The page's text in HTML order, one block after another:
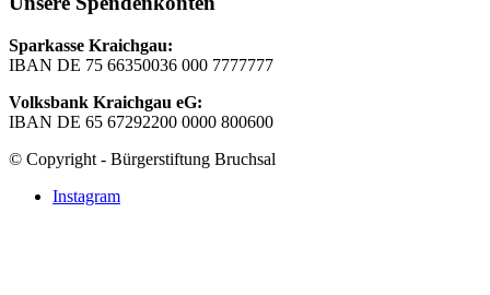
Sparkasse Kraichgau:
IBAN DE 75 66350036 000 7777777
Volksbank Kraichgau eG:
IBAN DE 65 67292200 0000 800600
© Copyright - Bürgerstiftung Bruchsal
Instagram